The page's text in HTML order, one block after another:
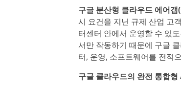
구글 분산형 클라우드 에어
시 요건을 지닌 규제 산업 고
터센터 안에서 운영할 수 있
서만 작동하기 때문에 구글
터, 운영, 소프트웨어를 전적
구글 클라우드의 완전 통합